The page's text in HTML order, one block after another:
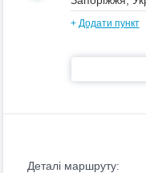
+ Додати пункт
Деталі маршруту: